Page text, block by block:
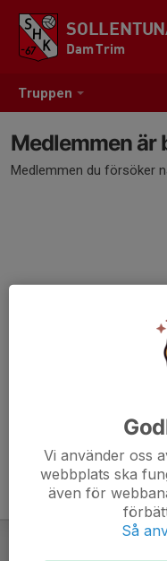
Truppen
Dam Trim
Medlemmen är
Medlemmen du försöker
Vi använder oss
webbplats ska
även för
Så